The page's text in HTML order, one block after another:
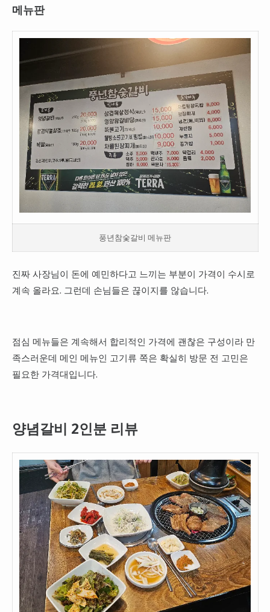
메뉴판
풍년참숯갈비 메뉴판
진짜 사장님이 돈에 예민하다고 느끼는 부분이 가격이 수시로
계속 올라요. 그런데 손님들은 끊이지를 않습니다.
점심 메뉴들은 계속해서 합리적인 가격에 괜찮은 구성이라 만
족스러운데 메인 메뉴인 고기류 쪽은 확실히 방문 전 고민은
필요한 가격대입니다.
양념갈비 2인분 리뷰